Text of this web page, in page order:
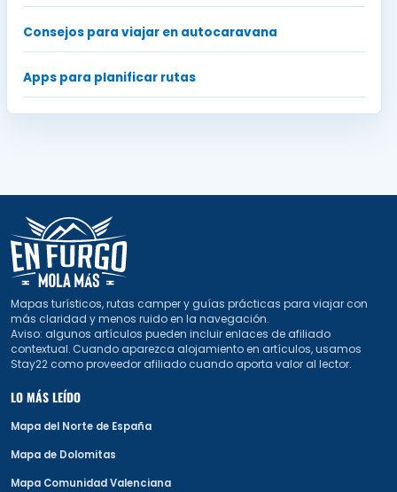
Consejos para viajar en autocaravana
Apps para planificar rutas
Mapas turísticos, rutas camper y guías prácticas para viajar con
más claridad y menos ruido en la navegación.
Aviso: algunos artículos pueden incluir enlaces de afiliado
contextual. Cuando aparezca alojamiento en artículos, usamos
Stay22 como proveedor afiliado cuando aporta valor al lector.
LO MÁS LEÍDO
Mapa del Norte de España
Mapa de Dolomitas
Mapa Comunidad Valenciana